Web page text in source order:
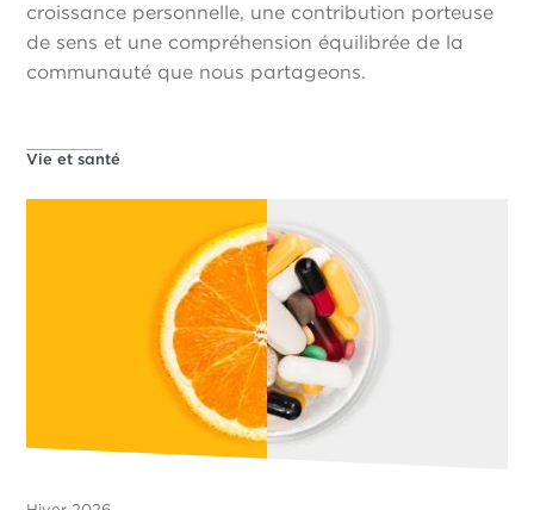
croissance personnelle, une contribution porteuse
de sens et une compréhension équilibrée de la
communauté que nous partageons.
Vie et santé